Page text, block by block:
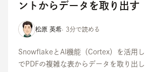
ントからデータを取り出す
松原 英希· 3分で読める
SnowflakeとAI機能（Cortex）を活用
でPDFの複雑な表からデータを取り出